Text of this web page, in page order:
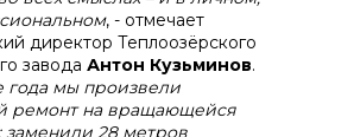
, - отмечает
директор Теплоозёрского
завода Антон Кузьминов.
года мы произвели
ремонт на вращающейся
28 метров